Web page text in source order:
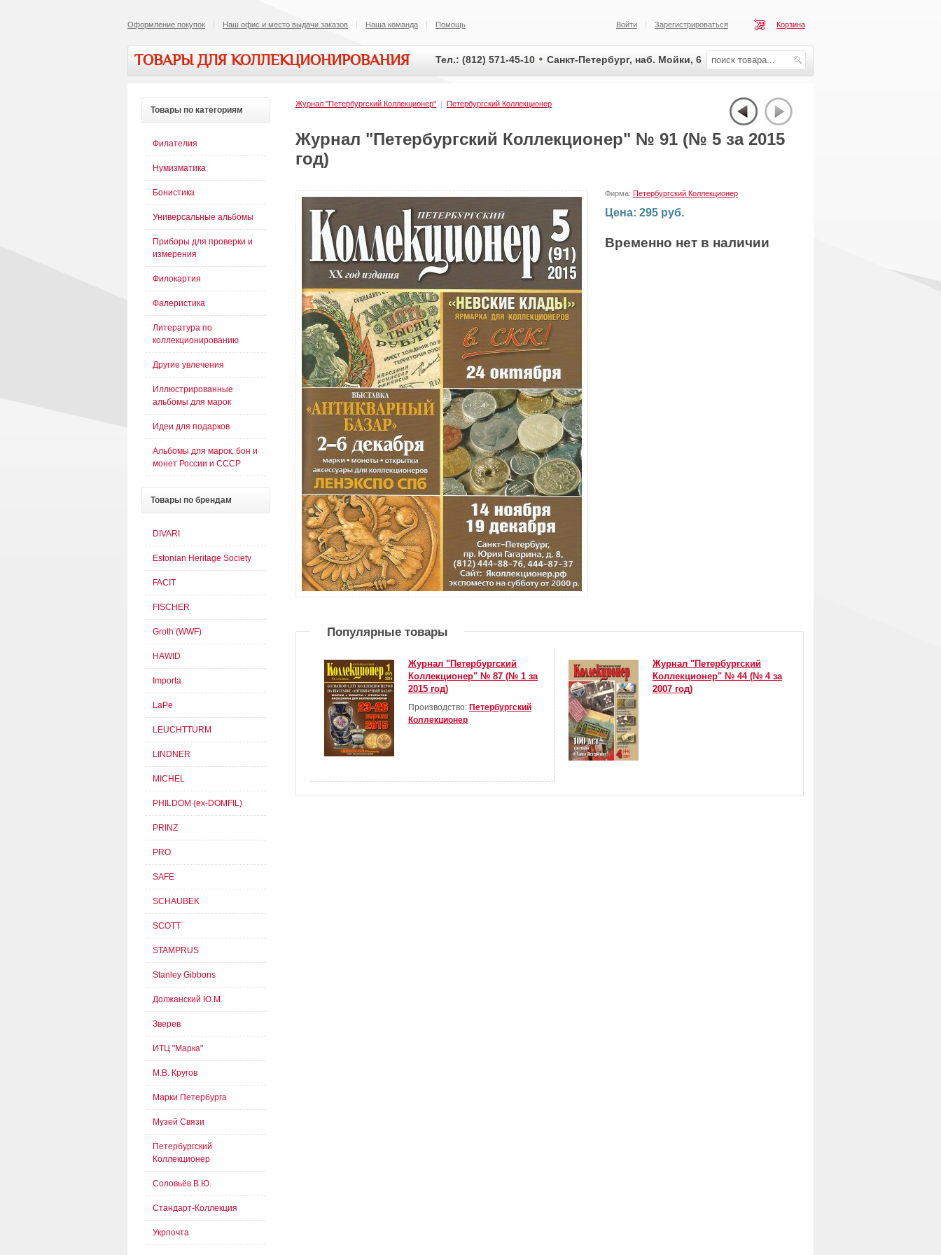
Оформление покупок Наш офис и место выдачи заказов Наша команда Помощь Корзина
Зарегистрироваться
Войти
ТОВАРЫ ДЛЯ КОЛЛЕКЦИОНИРОВАНИЯ Тел.: (812) 571-45-10 Санкт-Петербург, наб. Мойки, 6
Журнал "Петербургский Коллекционер" | Петербургский Коллекционер
Журнал "Петербургский Коллекционер" № 91 (№ 5 за 2015
год)
Фирма: Петербургский Коллекционер
Цена: 295 руб.
Временно нет в наличии
Популярные товары
Журнал "Петербургский
Коллекционер" № 87 (№ 1 за
2015 год)
Производство: Петербургский
Коллекционер
Журнал "Петербургский
Коллекционер" № 44 (№ 4 за
2007 год)
Товары по категориям
Филателия
Нумизматика
Бонистика
Универсальные альбомы
Приборы для проверки и
измерения
Филокартия
Фалеристика
Литература по
коллекционированию
Другие увлечения
Иллюстрированные
альбомы для марок
Идеи для подарков
Альбомы для марок, бон и
монет России и СССР
Товары по брендам
DIVARI
Estonian Heritage Society
FACIT
FISCHER
Groth (WWF)
HAWID
Importa
LaPe
LEUCHTTURM
LINDNER
MICHEL
PHILDOM (ex-DOMFIL)
PRINZ
PRO
SAFE
SCHAUBEK
SCOTT
STAMPRUS
Stanley Gibbons
Должанский Ю.М.
Зверев
ИТЦ "Марка"
М.В. Кругов
Марки Петербурга
Музей Связи
Петербургский
Коллекционер
Соловьёв В.Ю.
Стандарт-Коллекция
Укрпочта